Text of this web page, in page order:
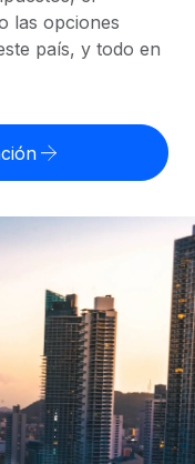
en entidades.
trabajo sin
según el país.
estados de EE.
y nóminas para
RR. HH.
errónea
por país.
las opciones
país, y todo en